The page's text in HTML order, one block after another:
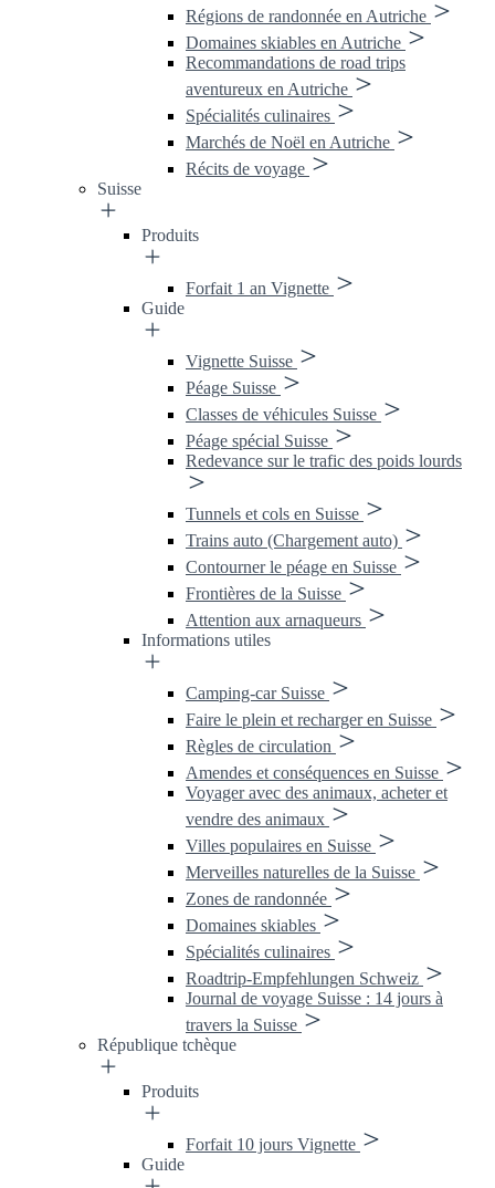
Régions de randonnée en Autriche
Domaines skiables en Autriche
Recommandations de road trips
aventureux en Autriche
Spécialités culinaires
Marchés de Noël en Autriche
Récits de voyage
Suisse
Produits
Forfait 1 an Vignette
Guide
Vignette Suisse
Péage Suisse
Classes de véhicules Suisse
Péage spécial Suisse
Redevance sur le trafic des poids lourds
Tunnels et cols en Suisse
Trains auto (Chargement auto)
Contourner le péage en Suisse
Frontières de la Suisse
Attention aux arnaqueurs
Informations utiles
Camping-car Suisse
Faire le plein et recharger en Suisse
Règles de circulation
Amendes et conséquences en Suisse
Voyager avec des animaux, acheter et
vendre des animaux
Villes populaires en Suisse
Merveilles naturelles de la Suisse
Zones de randonnée
Domaines skiables
Spécialités culinaires
Roadtrip-Empfehlungen Schweiz
Journal de voyage Suisse : 14 jours à
travers la Suisse
République tchèque
Produits
Forfait 10 jours Vignette
Guide